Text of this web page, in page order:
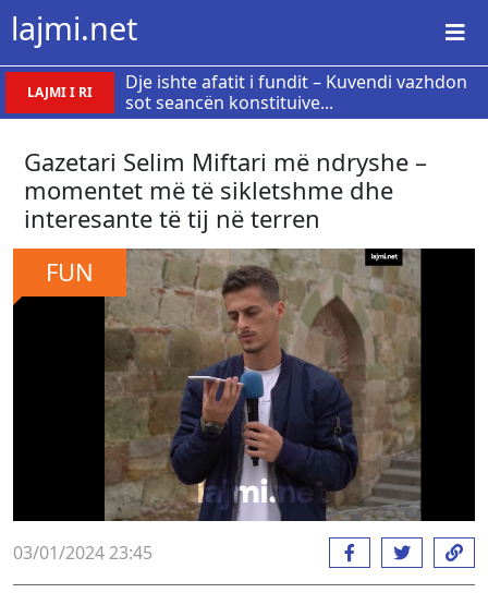
lajmi.net
LAJMI I RI
Dje ishte afatit i fundit – Kuvendi vazhdon
sot seancën konstituive...
Gazetari Selim Miftari më ndryshe –
momentet më të sikletshme dhe
interesante të tij në terren
FUN
03/01/2024 23:45